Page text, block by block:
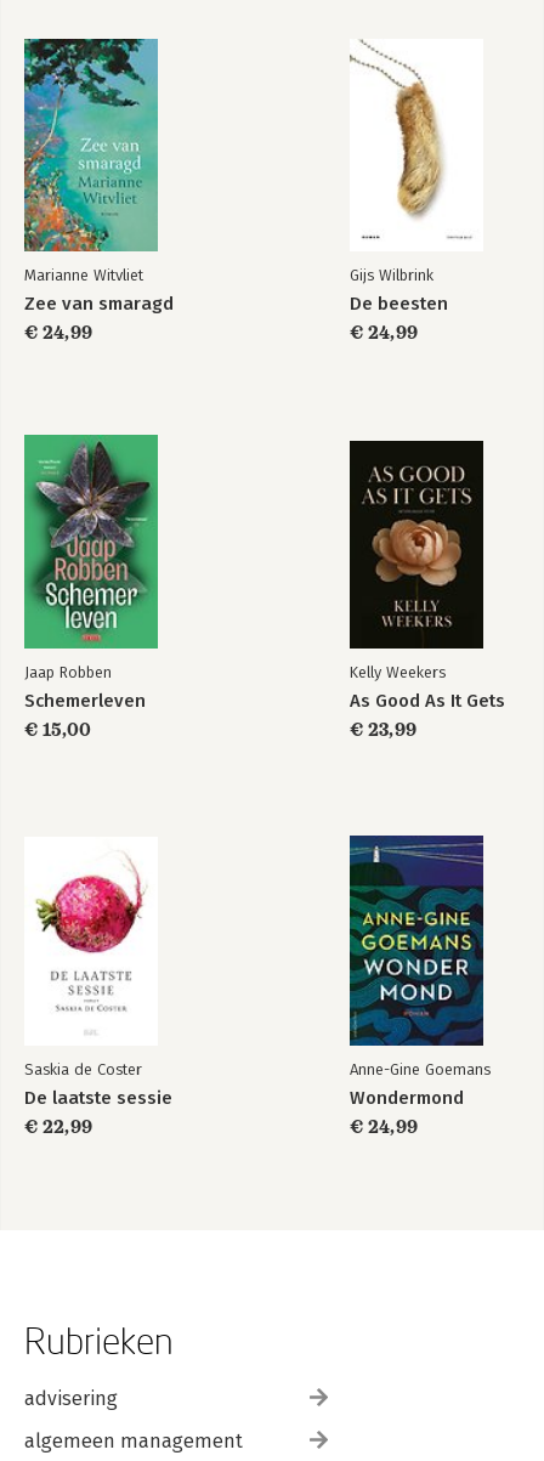
Marianne Witvliet
Zee van smaragd
€ 24,99
Gijs Wilbrink
De beesten
€ 24,99
Jaap Robben
Schemerleven
€ 15,00
Kelly Weekers
As Good As It Gets
€ 23,99
Saskia de Coster
De laatste sessie
€ 22,99
Anne-Gine Goemans
Wondermond
€ 24,99
Rubrieken
advisering
algemeen management